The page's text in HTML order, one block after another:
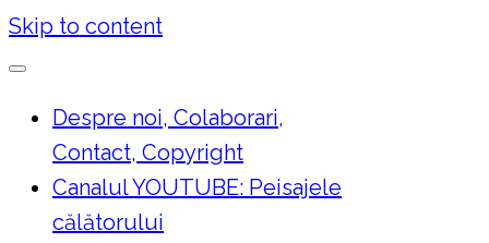
Skip to content
Despre noi, Colaborari,
Contact, Copyright
Canalul YOUTUBE: Peisajele
călătorului